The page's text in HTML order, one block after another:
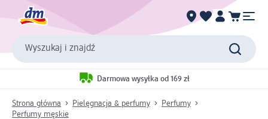
Wyszukaj i znajdź
Darmowa wysyłka od 169 zł
Strona główna Pielęgnacja & perfumy
Perfumy
Perfumy męskie